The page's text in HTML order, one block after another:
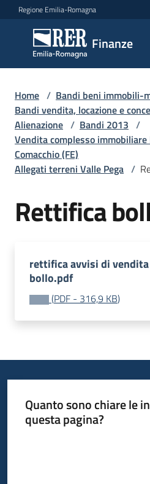
Vai al contenuto
Vai alla navigazione
Vai al footer
Regione Emilia-Romagna
Finanze
Finanze
Argomenti
Novità
Atti
Bandi
Programmi
Progetti
Home / Bandi beni immobili-
Bandi vendita, locazione e
Alienazione / Bandi 2013 /
Vendita complesso immobiliare
Comacchio (FE)
Allegati terreni Valle Pega /
Rettifica
rettifica avvisi di vendita
bollo.pdf
(PDF - 316,9 KB)
Quanto sono chiare le
questa pagina?